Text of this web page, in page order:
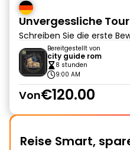
Unvergessliche
Schreiben Sie die erste
Bereitgestellt von
city guide rom
8 stunden
9:00 AM
Von€120.00
Reise Smart,